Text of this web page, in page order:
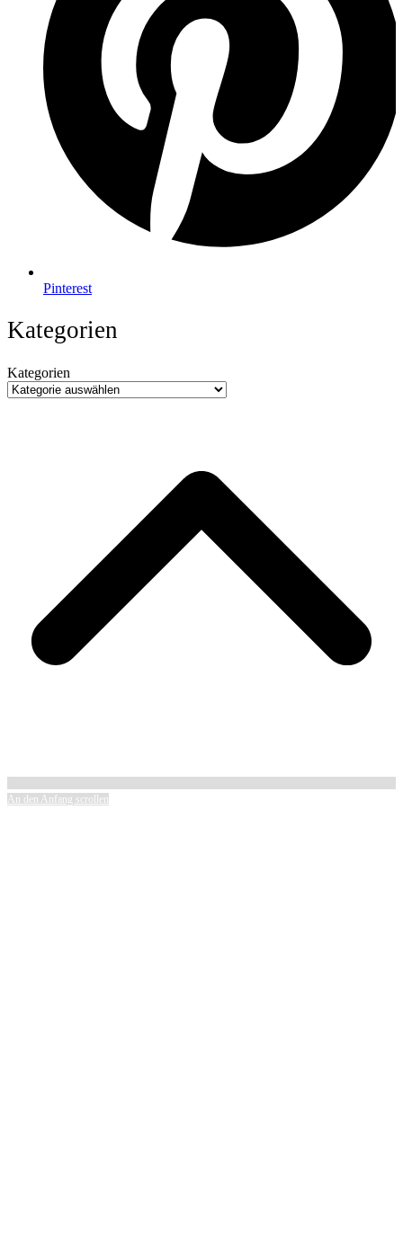
Pinterest
Kategorien
Kategorien
An den Anfang scrollen